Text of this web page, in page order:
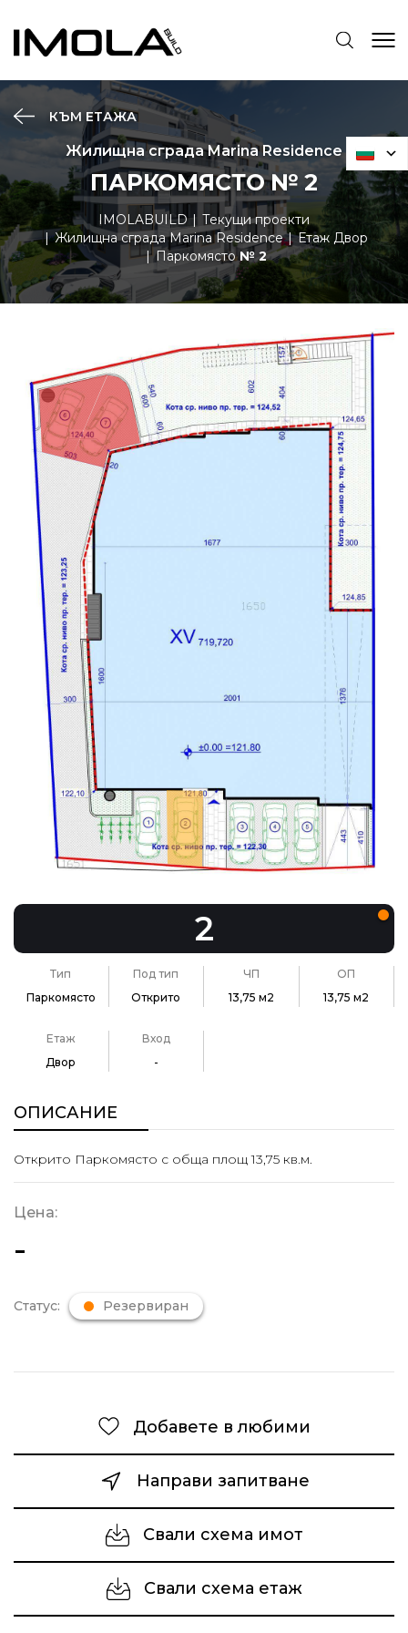
КЪМ ЕТАЖА
Жилищна сграда Marina Residence
ПАРКОМЯСТО № 2
IMOLABUILD
Текущи проекти
Жилищна сграда Marina Residence
Етаж Двор
Паркомясто№ 2
2
Тип
Паркомясто
Под тип
Открито
ЧП
13,75 м2
ОП
13,75 м2
Етаж
Двор
Вход
-
ОПИСАНИЕ
Открито Паркомясто с обща площ 13,75 кв.м.
Цена:
-
Статус: Резервиран
Добавете в любими
Направи запитване
Свали схема имот
Свали схема етаж